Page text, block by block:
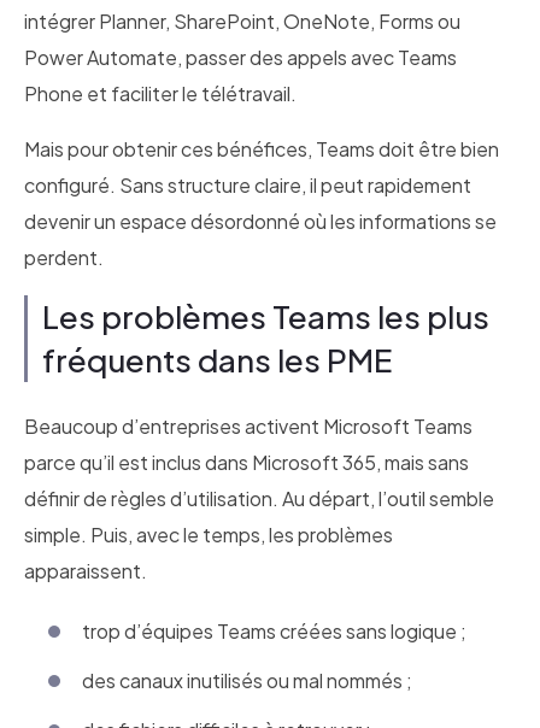
intégrer Planner, SharePoint, OneNote, Forms ou
Power Automate, passer des appels avec Teams
Phone et faciliter le télétravail.
Mais pour obtenir ces bénéfices, Teams doit être bien
configuré. Sans structure claire, il peut rapidement
devenir un espace désordonné où les informations se
perdent.
Les problèmes Teams les plus
fréquents dans les PME
Beaucoup d’entreprises activent Microsoft Teams
parce qu’il est inclus dans Microsoft 365, mais sans
définir de règles d’utilisation. Au départ, l’outil semble
simple. Puis, avec le temps, les problèmes
apparaissent.
trop d’équipes Teams créées sans logique ;
des canaux inutilisés ou mal nommés ;